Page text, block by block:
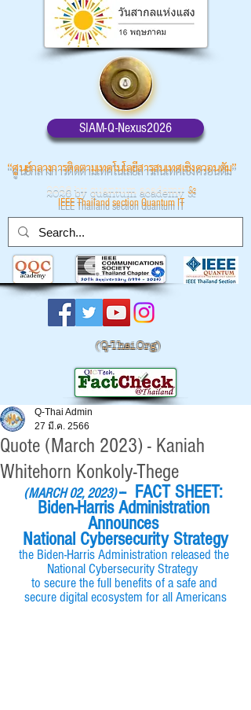
SIAM-Q-Nexus2026
“ศูนย์กลางการติดตามเทคโนโลยีสารสนเทศเชิงควอนตัม”
2026 by quantum academy &
IEEE Thailand section Quantum IT
(Q-Thai.Org)
Quote (March 2023) - Kaniah
Whitehorn Konkoly-Thege
Q-Thai Admin
27 มี.ค. 2566
(MARCH 02, 2023)--  FACT SHEET:
Biden-⁠Harris Administration
Announces
National Cybersecurity Strategy
the Biden-Harris Administration released the
National Cybersecurity Strategy
to secure the full benefits of a safe and
secure digital ecosystem for all Americans